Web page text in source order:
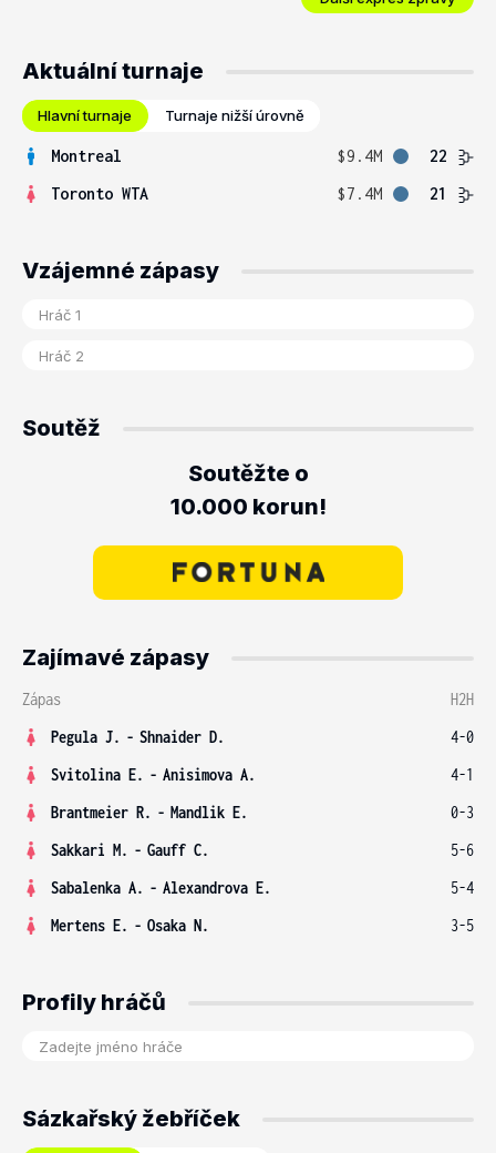
Aktuální turnaje
Hlavní turnaje Turnaje nižší úrovně
Montreal $9.4M
22
Toronto WTA
$7.4M 21
Vzájemné zápasy
Soutěž
Soutěžte o
10.000 korun!
Zajímavé zápasy
Zápas
H2H
Pegula J. - Shnaider D.
4-0
Svitolina E. - Anisimova A.
4-1
Brantmeier R. - Mandlik E.
0-3
Sakkari M. - Gauff C.
5-6
Sabalenka A. - Alexandrova E.
5-4
Mertens E. - Osaka N. 3-5
Profily hráčů
Sázkařský žebříček